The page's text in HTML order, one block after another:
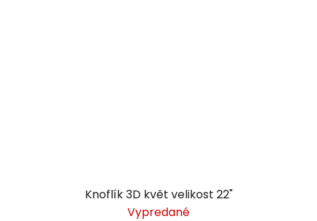
Knoflík 3D květ velikost 22"
Vypredané